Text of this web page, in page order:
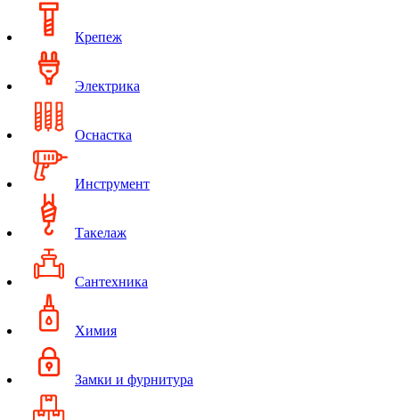
Крепеж
Электрика
Оснастка
Инструмент
Такелаж
Сантехника
Химия
Замки и фурнитура